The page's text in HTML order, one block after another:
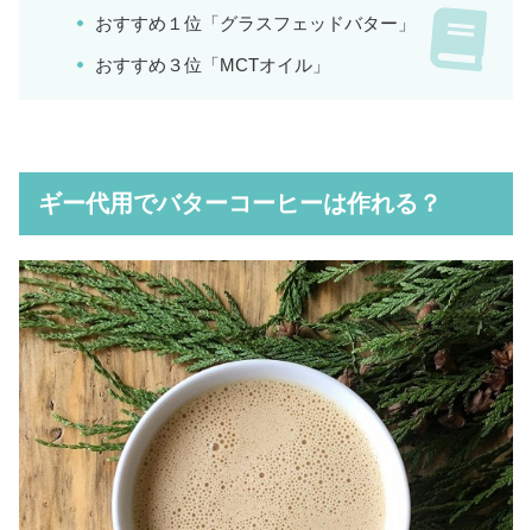
おすすめ１位「グラスフェッドバター」
おすすめ３位「MCTオイル」
ギー代用でバターコーヒーは作れる？